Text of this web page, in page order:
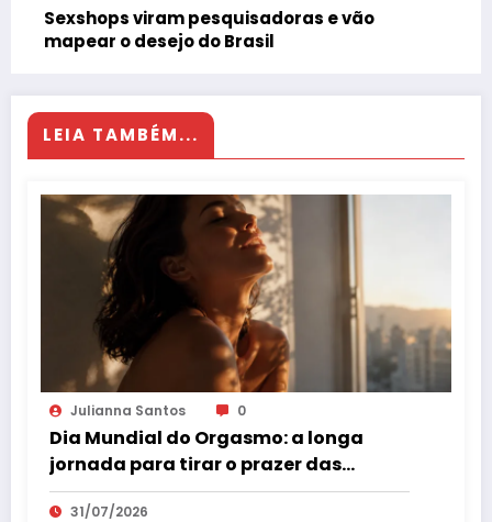
Sexshops viram pesquisadoras e vão
mapear o desejo do Brasil
LEIA TAMBÉM...
Julianna Santos 0
Dia Mundial do Orgasmo: a longa
jornada para tirar o prazer das
sombras
31/07/2026